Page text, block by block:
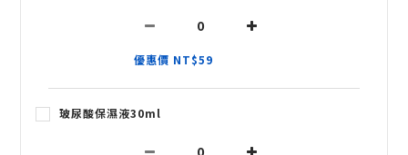
優惠價 NT$59
玻尿酸保濕液30ml